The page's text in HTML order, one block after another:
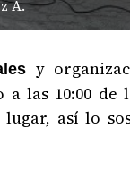
A.
y
las 10:00
así lo